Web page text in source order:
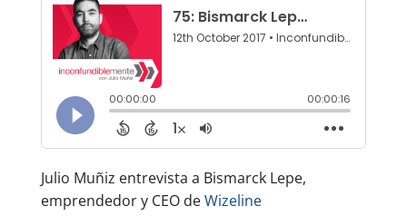
Julio Muñiz entrevista a Bismarck Lepe,
emprendedor y CEO deWizeline